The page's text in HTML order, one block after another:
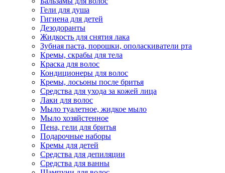
Гели для душа
Гигиена для детей
Дезодоранты
Жидкость для снятия лака
Зубная паста, порошки, ополаскиватели рта
Кремы, скрабы для тела
Краска для волос
Кондиционеры для волос
Кремы, лосьоны после бритья
Средства для ухода за кожей лица
Лаки для волос
Мыло туалетное, жидкое мыло
Мыло хозяйстенное
Пена, гели для бритья
Подарочные наборы
Кремы для детей
Средства для депиляции
Средства для ванны